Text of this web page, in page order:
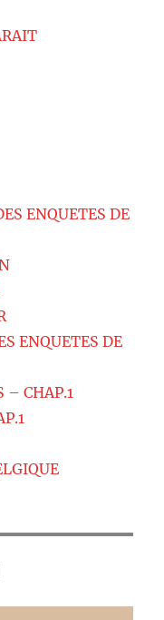
ENQUETES DE
ENQUETES DE
– CHAP.1